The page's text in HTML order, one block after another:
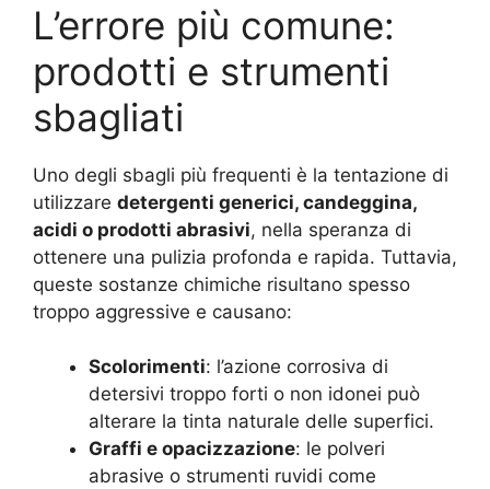
L’errore più comune:
prodotti e strumenti
sbagliati
Uno degli sbagli più frequenti è la tentazione di
utilizzare detergenti generici, candeggina,
acidi o prodotti abrasivi, nella speranza di
ottenere una pulizia profonda e rapida. Tuttavia,
queste sostanze chimiche risultano spesso
troppo aggressive e causano:
Scolorimenti: l’azione corrosiva di
detersivi troppo forti o non idonei può
alterare la tinta naturale delle superfici.
Graffi e opacizzazione: le polveri
abrasive o strumenti ruvidi come